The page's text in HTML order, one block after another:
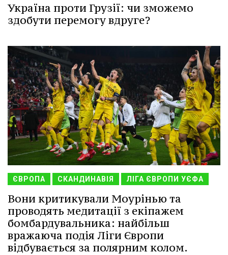
Україна проти Грузії: чи зможемо
здобути перемогу вдруге?
ЄВРОПА СКАНДИНАВІЯ ЛІГА ЄВРОПИ УЄФА
Вони критикували Моурінью та
проводять медитації з екіпажем
бомбардувальника: найбільш
вражаюча подія Ліги Європи
відбувається за полярним колом.